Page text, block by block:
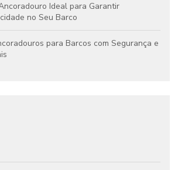
Ideal para Garantir
no Seu Barco
para Barcos com Segurança e